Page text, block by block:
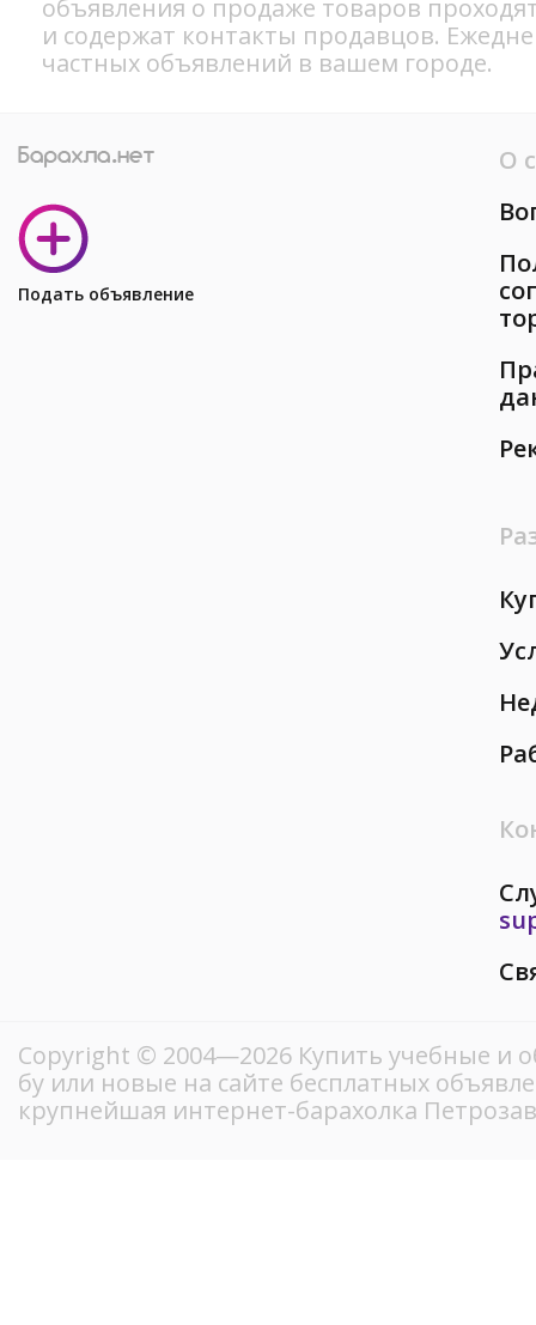
объявления о продаже товаров
и содержат контакты продавцов.
частных объявлений в вашем городе.
Подать объявление
О
Copyright © 2004—2026 Купить учебные и
бу или новые на сайте бесплатных
крупнейшая интернет-барахолка